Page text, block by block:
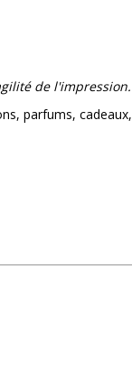
de l'impression.
parfums, cadeaux,